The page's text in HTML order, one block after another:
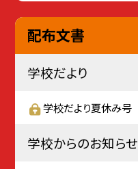
配布文書
学校だより
学校だより夏休み号
学校からのお知らせ